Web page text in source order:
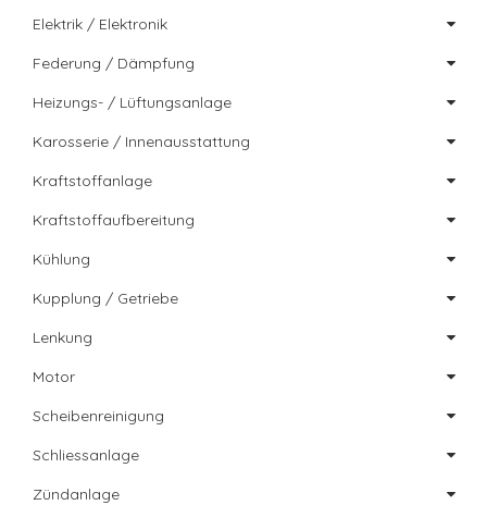
Elektrik / Elektronik
Federung / Dämpfung
Heizungs- / Lüftungsanlage
Karosserie / Innenausstattung
Kraftstoffanlage
Kraftstoffaufbereitung
Kühlung
Kupplung / Getriebe
Lenkung
Motor
Scheibenreinigung
Schliessanlage
Zündanlage